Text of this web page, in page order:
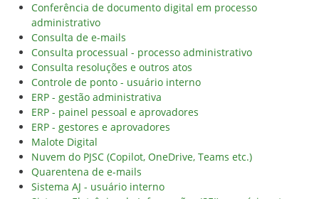
Conferência de documento digital em processo
administrativo
Consulta de e-mails
Consulta processual - processo administrativo
Consulta resoluções e outros atos
Controle de ponto - usuário interno
ERP - gestão administrativa
ERP - painel pessoal e aprovadores
ERP - gestores e aprovadores
Malote Digital
Nuvem do PJSC (Copilot, OneDrive, Teams etc.)
Quarentena de e-mails
Sistema AJ - usuário interno